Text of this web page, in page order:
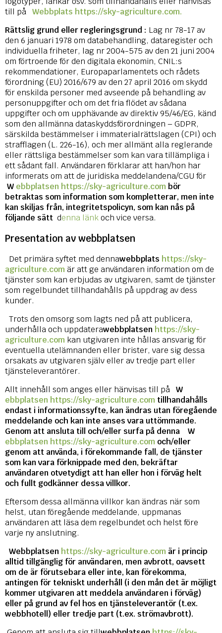
till på Webbplats https://sky-agriculture.com.
Rättslig grund eller regleringsgrund : Lag nr 78-17 av
den 6 januari 1978 om databehandling, dataregister och
individuella friheter, lag nr 2004-575 av den 21 juni 2004
om förtroende för den digitala ekonomin, CNIL:s
rekommendationer, Europaparlamentets och rådets
förordning (EU) 2016/679 av den 27 april 2016 om skydd
för enskilda personer med avseende på behandling av
personuppgifter och om det fria flödet av sådana
uppgifter och om upphävande av direktiv 95/46/EG, känd
som den allmänna dataskyddsförordningen – GDPR,
särskilda bestämmelser i immaterialrättslagen (CPI) och
strafflagen (L. 226-16), och mer allmänt alla reglerande
eller rättsliga bestämmelser som kan vara tillämpliga i
ett sådant fall. Användaren förklarar att han/hon har
informerats om att de juridiska meddelandena/CGU för
W ebbplatsen https://sky-agriculture.com bör
betraktas som information som kompletterar, men inte
kan skiljas från, integritetspolicyn, som kan nås på
följande sätt denna länkoch vice versa.
Presentation av webbplatsen
Det primära syftet med dennawebbplats https://sky-
agriculture.com är att ge användaren information om de
tjänster som kan erbjudas av utgivaren, samt de tjänster
som regelbundet tillhandahålls på uppdrag av dess
kunder.
Trots den omsorg som lagts ned på att publicera,
underhålla och uppdaterawebbplatsen https://sky-
agriculture.com kan utgivaren inte hållas ansvarig för
eventuella utelämnanden eller brister, vare sig dessa
orsakats av utgivaren själv eller av tredje part eller
tjänsteleverantörer.
Allt innehåll som anges eller hänvisas till på W
ebbplatsen https://sky-agriculture.com tillhandahålls
endast i informationssyfte, kan ändras utan föregående
meddelande och kan inte anses vara uttömmande.
Genom att ansluta till och/eller surfa på denna
W
ebbplatsen https://sky-agriculture.com och/eller
genom att använda, i förekommande fall, de tjänster
som kan vara förknippade med den, bekräftar
användaren otvetydigt att han eller hon i förväg helt
och fullt godkänner dessa villkor.
Eftersom dessa allmänna villkor kan ändras när som
helst, utan föregående meddelande, uppmanas
användaren att läsa dem regelbundet och helst före
varje ny anslutning.
Webbplatsen https://sky-agriculture.com är i princip
alltid tillgänglig för användaren, men avbrott, oavsett
om de är förutsebara eller inte, kan förekomma,
antingen för tekniskt underhåll (i den mån det är möjligt
kommer utgivaren att meddela användaren i förväg)
eller på grund av fel hos en tjänsteleverantör (t.ex.
webbhotell) eller tredje part (t.ex. strömavbrott).